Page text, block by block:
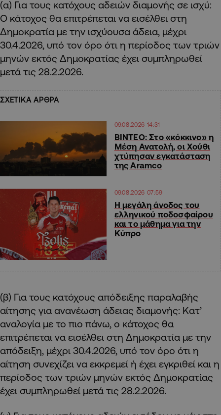
(α) Για τους κατόχους αδειών διαμονής σε ισχύ:
Ο κάτοχος θα επιτρέπεται να εισέλθει στη
Δημοκρατία με την ισχύουσα άδεια, μέχρι
30.4.2026, υπό τον όρο ότι η περίοδος των τριών
μηνών εκτός Δημοκρατίας έχει συμπληρωθεί
μετά τις 28.2.2026.
ΣΧΕΤΙΚΑ ΑΡΘΡΑ
09.08.2026 14:31
ΒΙΝΤΕΟ: Στο «κόκκινο» η
Μέση Ανατολή, οι Χούθι
χτύπησαν εγκατάσταση
της Aramco
09.08.2026 07:59
Η μεγάλη άνοδος του
ελληνικού ποδοσφαίρου
και το μάθημα για την
Κύπρο
(β) Για τους κατόχους απόδειξης παραλαβής
αίτησης για ανανέωση άδειας διαμονής: Κατ’
αναλογία με το πιο πάνω, ο κάτοχος θα
επιτρέπεται να εισέλθει στη Δημοκρατία με την
απόδειξη, μέχρι 30.4.2026, υπό τον όρο ότι η
αίτηση συνεχίζει να εκκρεμεί ή έχει εγκριθεί και η
περίοδος των τριών μηνών εκτός Δημοκρατίας
έχει συμπληρωθεί μετά τις 28.2.2026.